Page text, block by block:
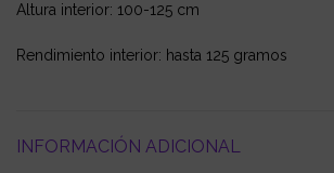
Altura interior: 100-125 cm
Rendimiento interior: hasta 125 gramos
INFORMACIÓN ADICIONAL